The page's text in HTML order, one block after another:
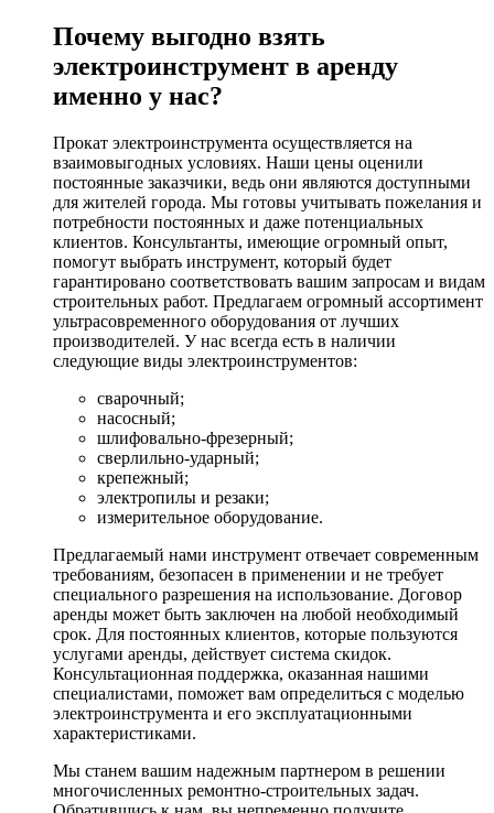
Почему выгодно взять
электроинструмент в аренду
именно у нас?
Прокат электроинструмента осуществляется на
взаимовыгодных условиях. Наши цены оценили
постоянные заказчики, ведь они являются доступными
для жителей города. Мы готовы учитывать пожелания и
потребности постоянных и даже потенциальных
клиентов. Консультанты, имеющие огромный опыт,
помогут выбрать инструмент, который будет
гарантировано соответствовать вашим запросам и видам
строительных работ. Предлагаем огромный ассортимент
ультрасовременного оборудования от лучших
производителей. У нас всегда есть в наличии
следующие виды электроинструментов:
сварочный;
насосный;
шлифовально-фрезерный;
сверлильно-ударный;
крепежный;
электропилы и резаки;
измерительное оборудование.
Предлагаемый нами инструмент отвечает современным
требованиям, безопасен в применении и не требует
специального разрешения на использование. Договор
аренды может быть заключен на любой необходимый
срок. Для постоянных клиентов, которые пользуются
услугами аренды, действует система скидок.
Консультационная поддержка, оказанная нашими
специалистами, поможет вам определиться с моделью
электроинструмента и его эксплуатационными
характеристиками.
Мы станем вашим надежным партнером в решении
многочисленных ремонтно-строительных задач.